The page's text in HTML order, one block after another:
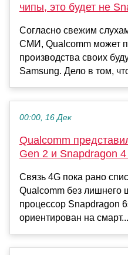
чипы, это будет не
Согласно свежим
СМИ, Qualcomm может
производства своих
Samsung. Дело в том,
00:00, 16 Дек
Qualcomm
Gen 2 и Snapdragon
Связь 4G пока рано
Qualcomm без лишнего
процессор Snapdragon
ориентирован на смарт...